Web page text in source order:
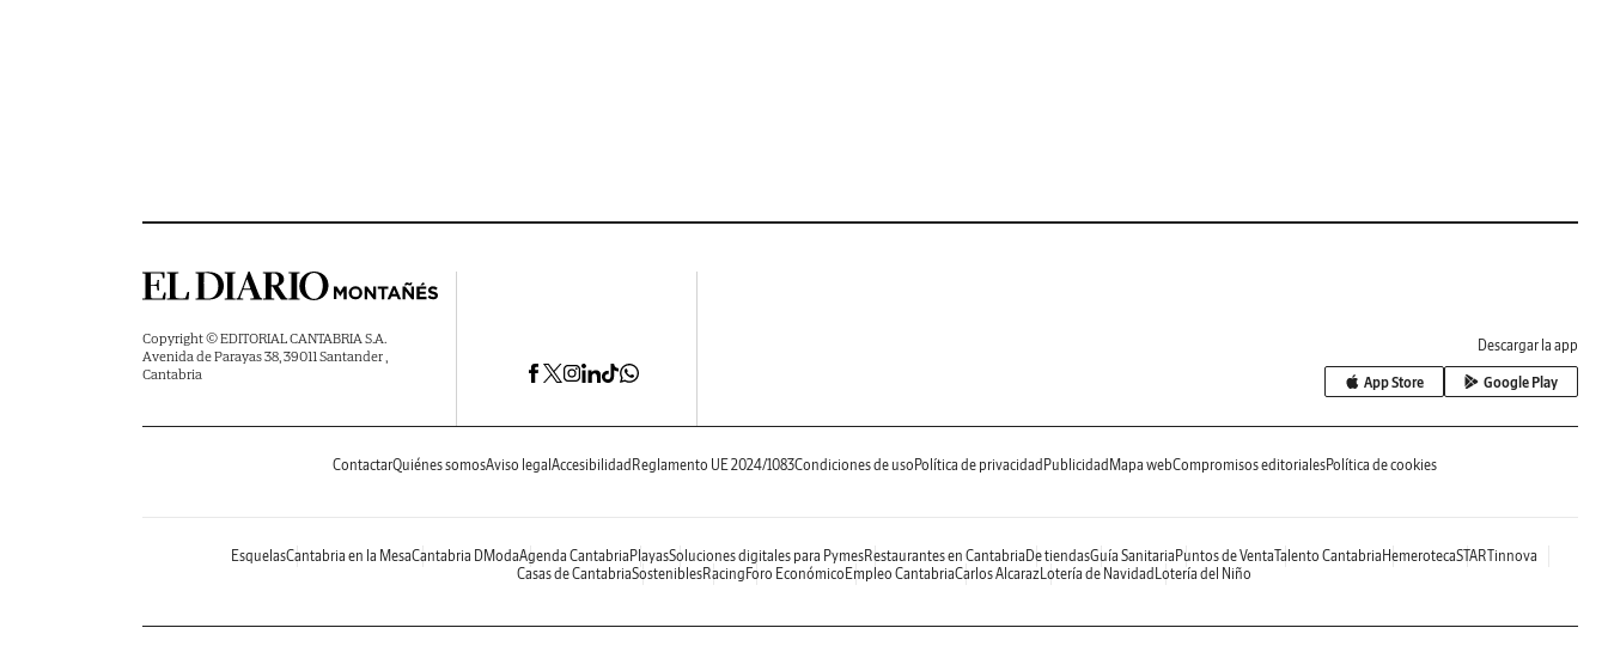
Copyright © EDITORIAL CANTABRIA S.A.
Avenida de Parayas 38, 39011 Santander ,
Cantabria
Descargar la app
App Store Google Play
ContactarQuiénes somosAviso legal Accesibilidad Reglamento UE 2024/1083Condiciones de uso Política de privacidad Publicidad Mapa webCompromisos editorialesPolítica de cookies
EsquelasCantabria en la MesaCantabria DModaAgenda Cantabria PlayasSoluciones digitales para PymesRestaurantes en Cantabria De tiendasGuía Sanitaria Puntos de VentaTalento Cantabria HemerotecaSTARTinnova
Casas de CantabriaSosteniblesRacing Foro Económico Empleo CantabriaCarlos AlcarazLotería de Navidad Lotería del Niño